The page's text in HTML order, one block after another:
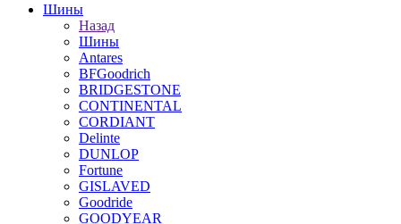
Шины
Назад
Шины
Antares
BFGoodrich
BRIDGESTONE
CONTINENTAL
CORDIANT
Delinte
DUNLOP
Fortune
GISLAVED
Goodride
GOODYEAR